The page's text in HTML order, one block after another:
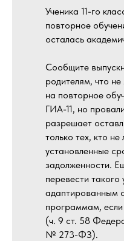
Ученика 11-го
повторное
осталась
Сообщите
родителям, что
на повторное
ГИА-11, но
разрешает
только тех, кто
установленные
задолженности.
перевести такого
адаптированным
программам,
(ч. 9 ст. 58
№ 273-ФЗ).